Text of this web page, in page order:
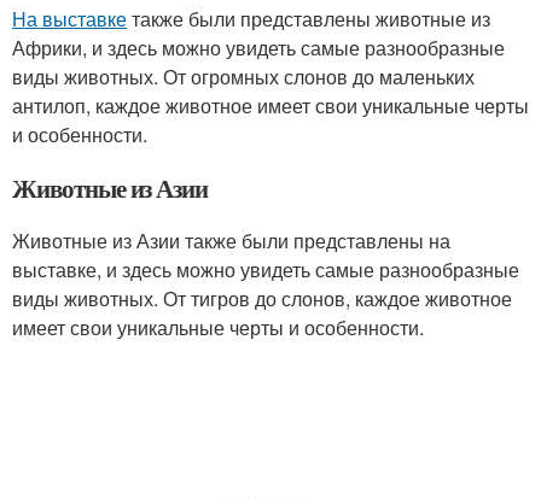
На выставкетакже были представлены животные из
Африки, и здесь можно увидеть самые разнообразные
виды животных. От огромных слонов до маленьких
антилоп, каждое животное имеет свои уникальные черты
и особенности.
Животные из Азии
Животные из Азии также были представлены на
выставке, и здесь можно увидеть самые разнообразные
виды животных. От тигров до слонов, каждое животное
имеет свои уникальные черты и особенности.